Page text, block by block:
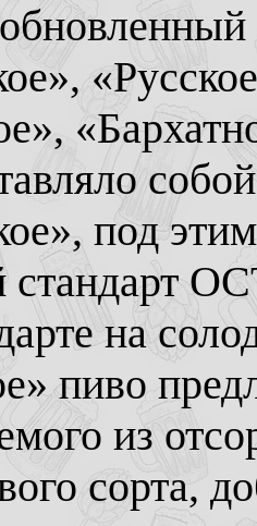
под
на
пиво
из
сорта,